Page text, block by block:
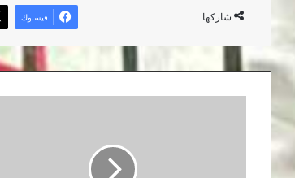
شاركها فيسبوك